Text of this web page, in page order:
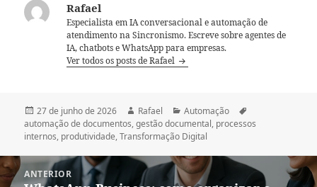
Rafael
Especialista em IA conversacional e automação de
atendimento na Sincronismo. Escreve sobre agentes de
IA, chatbots e WhatsApp para empresas.
Ver todos os posts de Rafael
Publicado
em
27 de junho de 2026 Autor
Rafael Categorias
Automação
automação de documentos,gestão documental, processos
internos, produtividade,Transformação Digital
Navegação
de
ANTERIOR